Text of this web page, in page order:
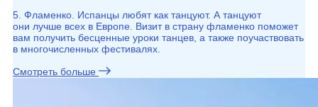
5. Фламенко. Испанцы любят как танцуют. А танцуют
они лучше всех в Европе. Визит в страну фламенко поможет
вам получить бесценные уроки танцев, а также поучаствовать
в многочисленных фестивалях.
Смотреть больше